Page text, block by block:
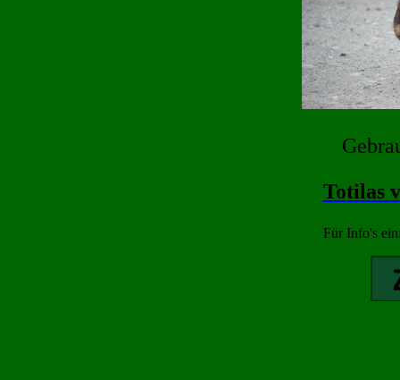
Totilas
Für Info's